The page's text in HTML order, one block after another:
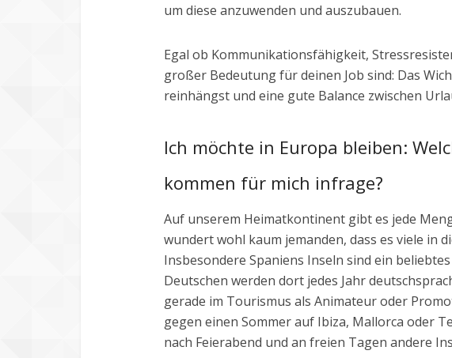
um diese anzuwenden und auszubauen.
Egal ob Kommunikationsfähigkeit,
großer Bedeutung für deinen Job sind: Das
reinhängst und eine gute Balance zwischen
Ich möchte in Europa bleiben:
kommen für mich infrage?
Auf unserem Heimatkontinent gibt es jede
wundert wohl kaum jemanden, dass es viele in
Insbesondere Spaniens Inseln sind ein
Deutschen werden dort jedes Jahr
gerade im Tourismus als Animateur oder
gegen einen Sommer auf Ibiza, Mallorca oder
nach Feierabend und an freien Tagen andere